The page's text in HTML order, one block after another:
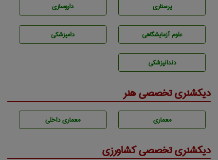
پرستاری داروسازی
علوم آزمايشگاهی دامپزشكی
دندانپزشكی
دیکشنری تخصصی هنر
معماری معماری داخلی
دیکشنری تخصصی کشاورزی